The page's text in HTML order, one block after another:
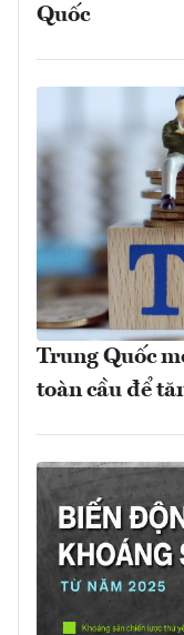
Quốc
Trung Quốc
toàn cầu để